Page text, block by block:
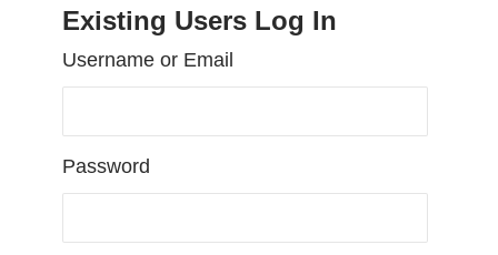
Existing Users Log In
Username or Email
Password